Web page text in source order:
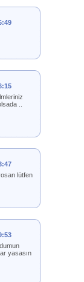
..
lütfen
yasasın